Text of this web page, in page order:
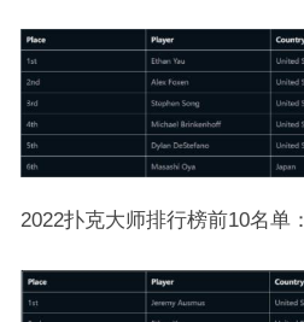
2022扑克大师排行榜前10名单：